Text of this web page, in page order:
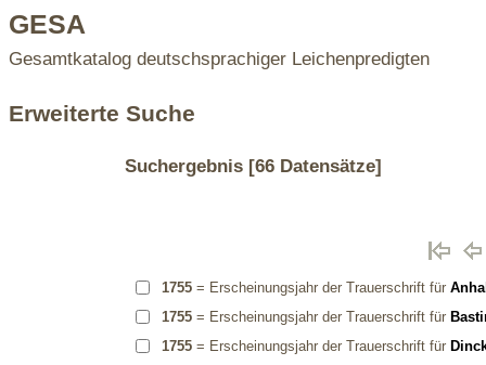
GESA
Gesamtkatalog deutschsprachiger Leichenpredigten
Erweiterte Suche
Suchergebnis[66 Datensätze]
1755= Erscheinungsjahr der Trauerschrift für
1755= Erscheinungsjahr der Trauerschrift für
1755= Erscheinungsjahr der Trauerschrift für